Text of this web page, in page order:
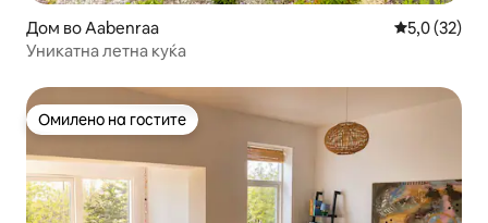
Дом во Aabenraa Просечна
5,0 (32)
Уникатна летна куќа
Омилено на гостите
Омилено на гостите